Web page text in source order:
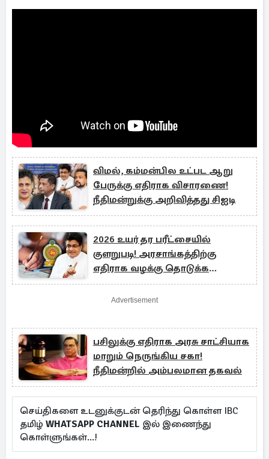
விமல், கம்மன்பில உட்பட ஆறு
பேருக்கு எதிராக விசாரணை!
நீதிமன்றுக்கு அறிவித்தது சிஐடி
2026 உயர் தர பரீட்சையில்
குளறுபடி! அரசாங்கத்திற்கு
எதிராக வழக்கு தொடுக்க
தயாரான கம்மன்பில
Advertisement
பசிலுக்கு எதிராக அரசு சாட்சியாக
மாறும் நெருங்கிய சகா!
நீதிமன்றில் அம்பலமான தகவல்
செய்திகளை உடனுக்குடன் தெரிந்து கொள்ள IBC
தமிழ் WHATSAPP CHANNEL இல் இணைந்து
கொள்ளுங்கள்...!